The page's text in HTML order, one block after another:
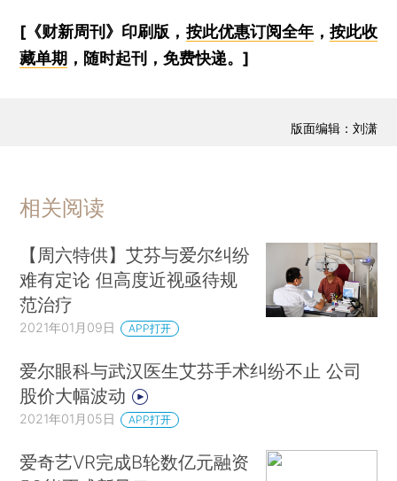
[《财新周刊》印刷版， 按此优惠订阅全年， 按此收
藏单期 ，随时起刊，免费快递。]
版面编辑：刘潇
相关阅读
【周六特供】艾芬与爱尔纠纷
难有定论 但高度近视亟待规
范治疗
2021年01月09日 APP打开
爱尔眼科与武汉医生艾芬手术纠纷不止 公司
股价大幅波动
2021年01月05日 APP打开
爱奇艺VR完成B轮数亿元融资